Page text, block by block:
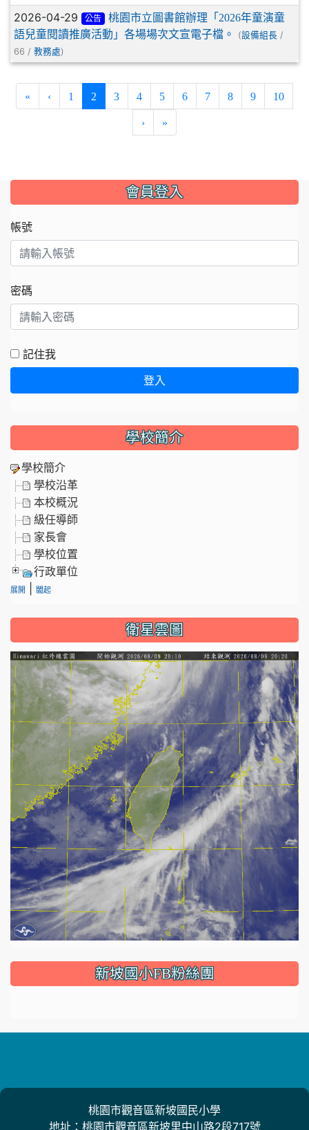
2026-04-29 公告
桃園市立圖書館辦理「2026年童演童
語兒童閱讀推廣活動」各場場次文宣電子檔。
(設備組長 /
66 / 教務處)
« ‹ 1 2 (current)
3 4 5 6 7 8 9 10
› »
::: 會員登入
帳號
密碼
記住我
登入
學校簡介
學校簡介
學校沿革
本校概況
級任導師
家長會
學校位置
行政單位
展開 闔起
衛星雲圖
::: 新坡國小FB粉絲團
桃園市觀音區新坡國民小學
地址：桃園市觀音區新坡里中山路2段717號